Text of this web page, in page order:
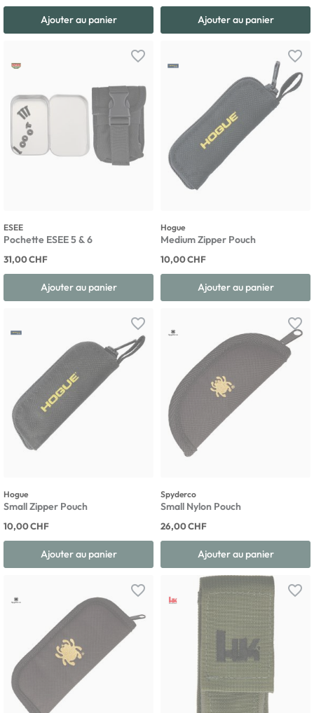
Ajouter au panier Ajouter au panier
favorite_border
ESEE
Pochette ESEE 5 & 6
31,00 CHF
Ajouter au panier
favorite_border
Hogue
Medium Zipper Pouch
10,00 CHF
Ajouter au panier
favorite_border
Hogue
Small Zipper Pouch
10,00 CHF
Ajouter au panier
favorite_border
Spyderco
Small Nylon Pouch
26,00 CHF
Ajouter au panier
favorite_border favorite_border